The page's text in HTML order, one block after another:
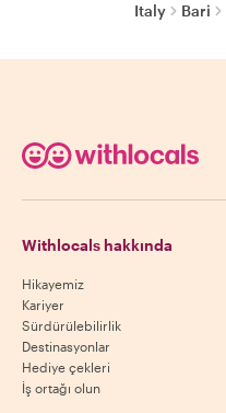
Italy Bari
Withlocals hakkında
Hikayemiz
Kariyer
Sürdürülebilirlik
Destinasyonlar
Hediye çekleri
İş ortağı olun